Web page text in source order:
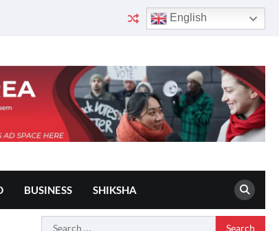
English
BUSINESS SHIKSHA
Search